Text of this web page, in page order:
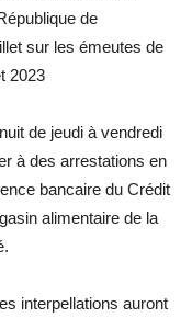
de
sur les émeutes de
2023
de jeudi à vendredi
à des arrestations en
bancaire du Crédit
alimentaire de la
interpellations auront